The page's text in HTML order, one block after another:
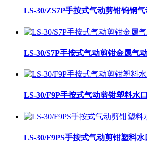
LS-30/ZS7P手按式气动剪钳钨钢
LS-30/S7P手按式气动剪钳金属气
LS-30/F9P手按式气动剪钳塑料水
LS-30/F9PS手按式气动剪钳塑料水